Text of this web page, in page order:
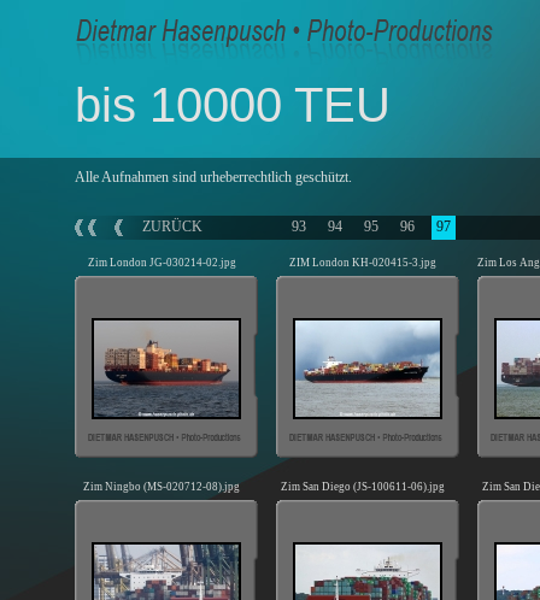
bis 10000 TEU
Alle Aufnahmen sind urheberrechtlich geschützt.
ZURÜCK 93 94 95 96 97
Zim London JG-030214-02.jpg ZIM London KH-020415-3.jpg Zim Los
Zim Ningbo (MS-020712-08).jpg Zim San Diego (JS-100611-06).jpg Zim San